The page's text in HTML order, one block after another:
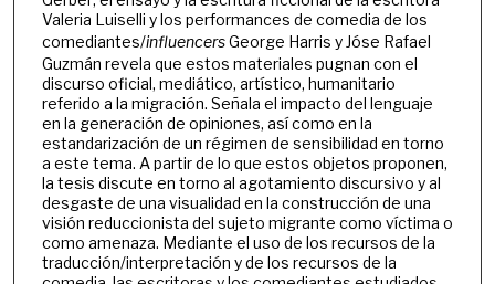
Valeria Luiselli y los performances de comedia de los
comediantes/influencersGeorge Harris y Jóse Rafael
Guzmán revela que estos materiales pugnan con el
discurso oficial, mediático, artístico, humanitario
referido a la migración. Señala el impacto del lenguaje
en la generación de opiniones, así como en la
estandarización de un régimen de sensibilidad en torno
a este tema. A partir de lo que estos objetos proponen,
la tesis discute en torno al agotamiento discursivo y al
desgaste de una visualidad en la construcción de una
visión reduccionista del sujeto migrante como víctima o
como amenaza. Mediante el uso de los recursos de la
traducción/interpretación y de los recursos de la